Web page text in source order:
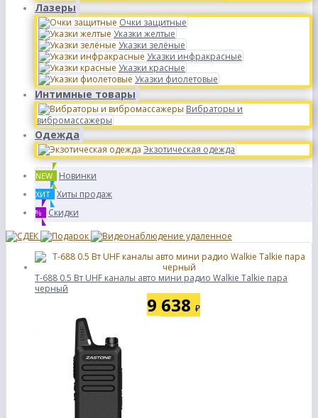
Лазеры
Очки защитные
Указки желтые
Указки зелёные
Указки инфракрасные
Указки красные
Указки фиолетовые
Интимные товары
Вибраторы и
вибромассажеры
Одежда
Экзотическая одежда
NEW Новинки
ХИТ Хиты продаж
% Скидки
T-688 0.5 Вт UHF каналы авто мини радио Walkie Talkie пара
черный
9 638 ₽